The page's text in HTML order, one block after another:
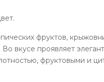
фруктов,
вкусе проявляет
фруктовыми и